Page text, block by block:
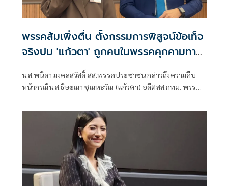
พรรคส้มเพิ่งตื่น ตั้งกรรมการพิสูจน์ข้อเท็จ
จริงปม 'แก้วตา' ถูกคนในพรรคคุกคามทาง
น.ส.พนิดา มงคลสวัสดิ์ สส.พรรคประชาชน กล่าวถึงความคืบ
หน้ากรณีน.ส.ธิษะณา ชุณหะวัณ (แก้วตา) อดีตสส.กทม. พรรค
ไม่มีผู้ที่มีส่วนเกี่ยวข้องกับสภาชุดที่ผ่านมาขึ้นมา เพื่อเปิดพื้นที่
ให้ผู้เสียหายรู้สึกสบายใจที่สุด วางใจที่สุด และปลอดภัยที่สุด